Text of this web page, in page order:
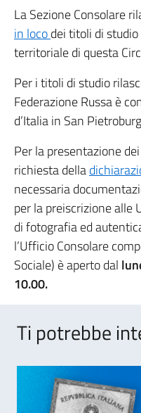
La Sezione Consolare
in locodei titoli di
territoriale di questa
Per i titoli di studio
Federazione Russa è
d’Italia in San
Per la presentazione
richiesta della
necessaria
per la preiscrizione alle
di fotografia ed
l’Ufficio Consolare
Sociale) è aperto dal
10.00.
Ti potrebbe